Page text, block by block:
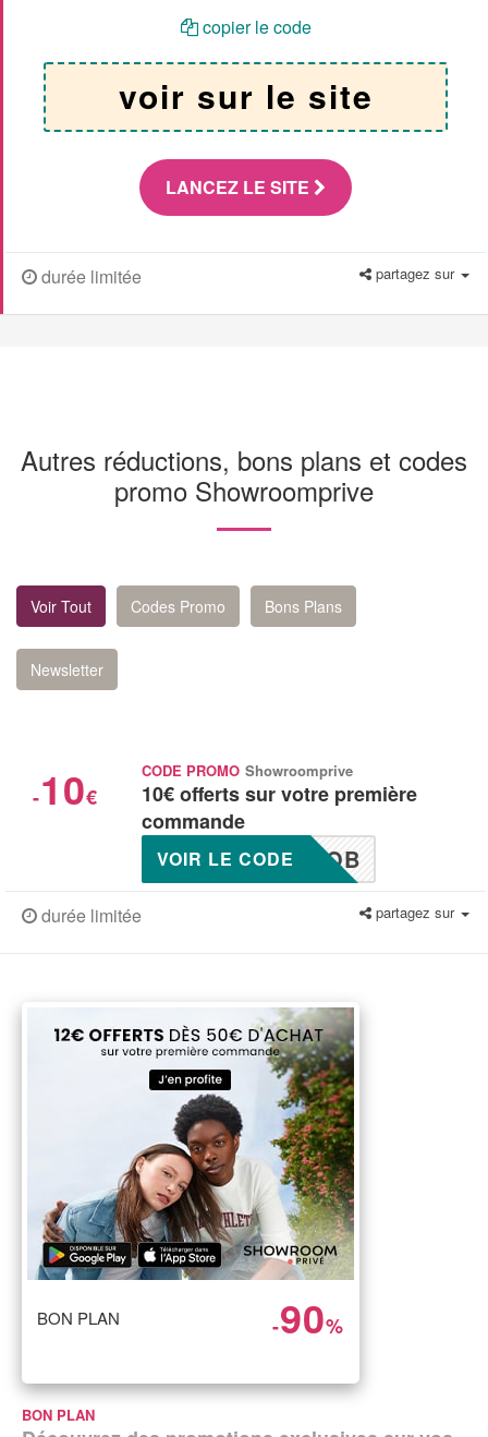
copier le code
voir sur le site
LANCEZ LE SITE
durée limitée partagez sur
Autres réductions, bons plans et codes
promo Showroomprive
Voir Tout Codes Promo Bons Plans
Newsletter
-10€
CODE PROMO Showroomprive
10€ offerts sur votre première
commande
GQB
VOIR LE CODE
durée limitée partagez sur
BON PLAN -90%
BON PLAN